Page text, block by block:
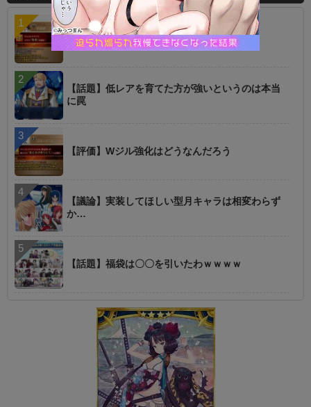
【指摘】卑弥呼の強化はぶっ壊れじゃない？
【話題】低レアを育てた方が強いというのは本当
に罠
【評価】Wジル強化はどうなんだろう
【議論】実装してほしい型月キャラは相変わらず
か…
【話題】福袋は〇〇を引いたわｗｗｗｗ